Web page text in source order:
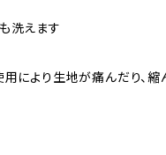
洗えます
により生地が痛んだり、縮